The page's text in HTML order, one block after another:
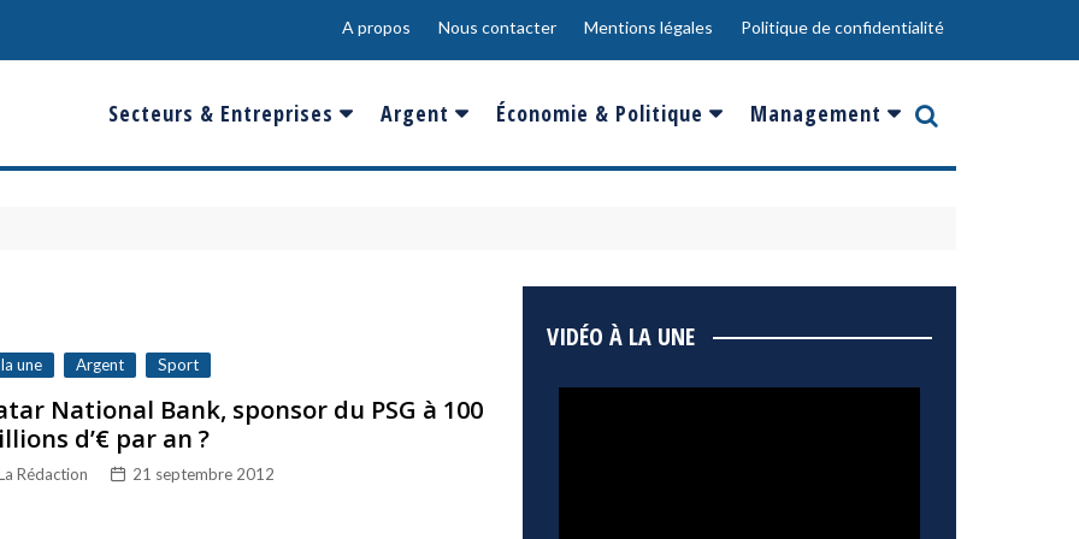
A propos Nous contacter Mentions légales Politique de confidentialité
Secteurs & Entreprises
Banques & Finances
Défense & Aéronautique
Santé & Biotechnologie
Technologies & Médias
Argent
Salaire
Epargne & Placements
Économie & Politique
France
Management
Innovation
une Argent Sport
National Bank, sponsor du PSG à 100
d’€ par an ?
Rédaction 21 septembre 2012
VIDÉO À LA UNE